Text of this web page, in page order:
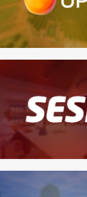
1 - realidade
4 - games
Sesc
1 - realidade
4 - games